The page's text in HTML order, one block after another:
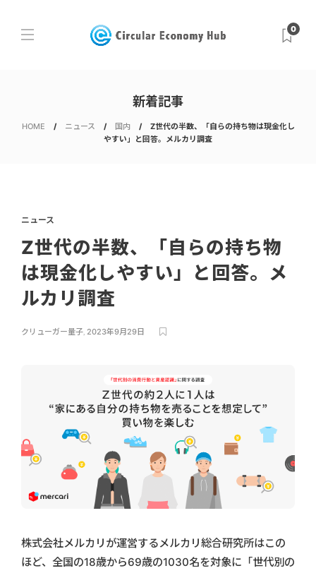
0
新着記事
HOME ニュース 国内
Z世代の半数、「自らの持ち物は現金化し
やすい」と回答。メルカリ調査
ニュース
Z世代の半数、「自らの持ち物
は現金化しやすい」と回答。メ
ルカリ調査
クリューガー量子, 2023年9月29日
株式会社メルカリが運営するメルカリ総合研究所はこの
ほど、全国の18歳から69歳の1030名を対象に「世代別の